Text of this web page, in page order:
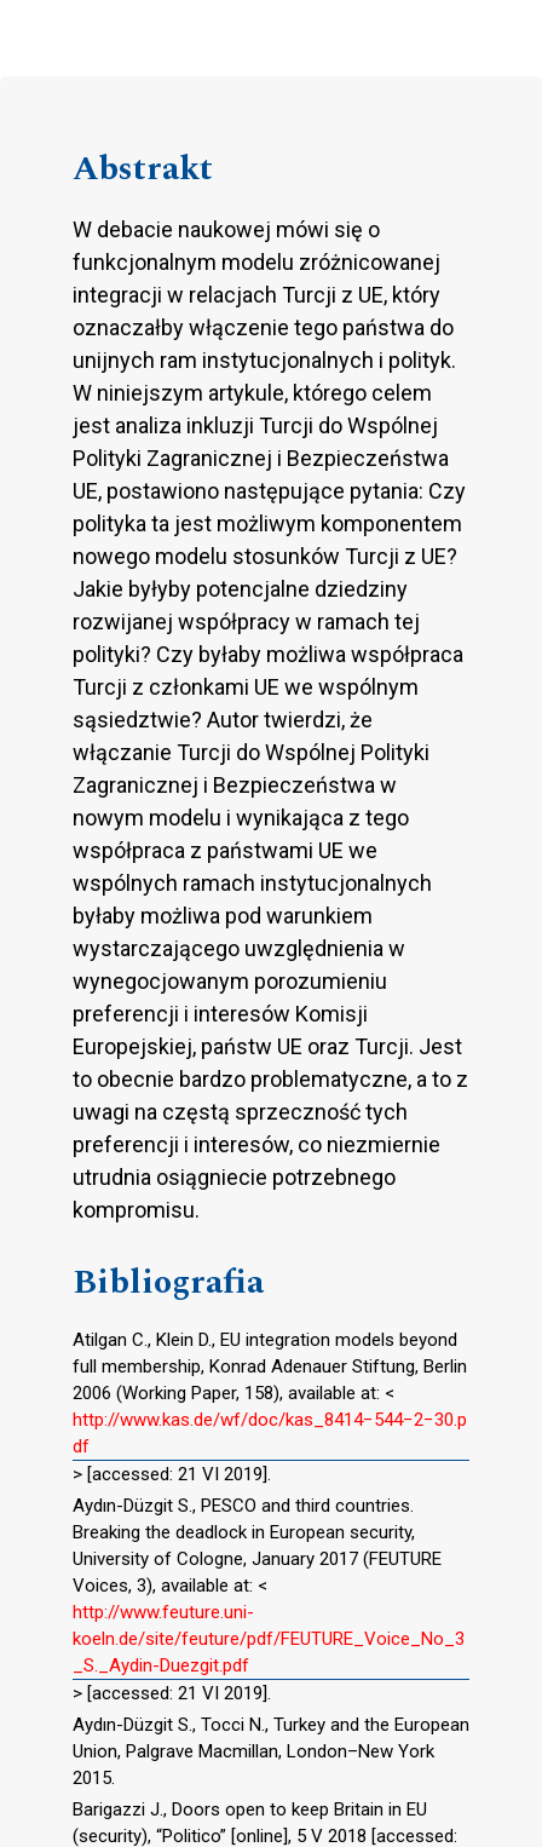
Abstrakt
W debacie naukowej mówi się o
funkcjonalnym modelu zróżnicowanej
integracji w relacjach Turcji z UE, który
oznaczałby włączenie tego państwa do
unijnych ram instytucjonalnych i polityk.
W niniejszym artykule, którego celem
jest analiza inkluzji Turcji do Wspólnej
Polityki Zagranicznej i Bezpieczeństwa
UE, postawiono następujące pytania: Czy
polityka ta jest możliwym komponentem
nowego modelu stosunków Turcji z UE?
Jakie byłyby potencjalne dziedziny
rozwijanej współpracy w ramach tej
polityki? Czy byłaby możliwa współpraca
Turcji z członkami UE we wspólnym
sąsiedztwie? Autor twierdzi, że
włączanie Turcji do Wspólnej Polityki
Zagranicznej i Bezpieczeństwa w
nowym modelu i wynikająca z tego
współpraca z państwami UE we
wspólnych ramach instytucjonalnych
byłaby możliwa pod warunkiem
wystarczającego uwzględnienia w
wynegocjowanym porozumieniu
preferencji i interesów Komisji
Europejskiej, państw UE oraz Turcji. Jest
to obecnie bardzo problematyczne, a to z
uwagi na częstą sprzeczność tych
preferencji i interesów, co niezmiernie
utrudnia osiągniecie potrzebnego
kompromisu.
Bibliografia
Atilgan C., Klein D., EU integration models beyond
full membership, Konrad Adenauer Stiftung, Berlin
2006 (Working Paper, 158), available at: <
http://www.kas.de/wf/doc/kas_8414−544−2−30.p
df
> [accessed: 21 VI 2019].
Aydın-Düzgit S., PESCO and third countries.
Breaking the deadlock in European security,
University of Cologne, January 2017 (FEUTURE
Voices, 3), available at: <
http://www.feuture.uni-
koeln.de/site/feuture/pdf/FEUTURE_Voice_No_3
_S._Aydin-Duezgit.pdf
> [accessed: 21 VI 2019].
Aydın-Düzgit S., Tocci N., Turkey and the European
Union, Palgrave Macmillan, London–New York
2015.
Barigazzi J., Doors open to keep Britain in EU
(security), “Politico” [online], 5 V 2018 [accessed: